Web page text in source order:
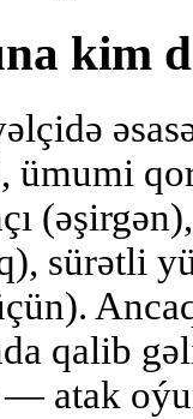
kim
ümumi
sürətli
qalib
— atak